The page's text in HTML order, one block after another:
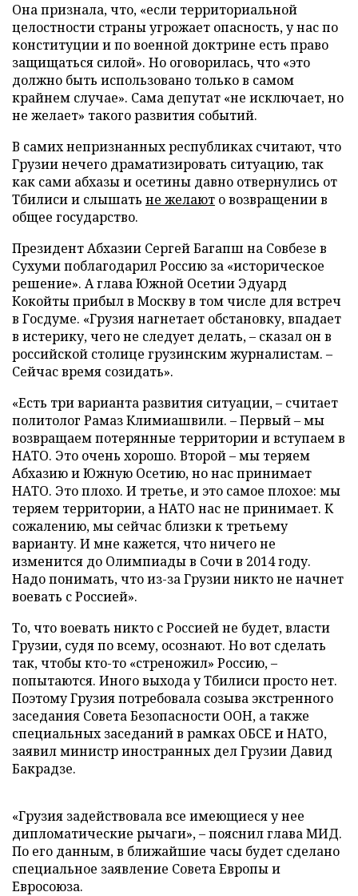
Она признала, что, «если территориальной
целостности страны угрожает опасность, у нас по
конституции и по военной доктрине есть право
защищаться силой». Но оговорилась, что «это
должно быть использовано только в самом
крайнем случае». Сама депутат «не исключает, но
не желает» такого развития событий.
В самих непризнанных республиках считают, что
Грузии нечего драматизировать ситуацию, так
как сами абхазы и осетины давно отвернулись от
Тбилиси и слышать не желают о возвращении в
общее государство.
Президент Абхазии Сергей Багапш на Совбезе в
Сухуми поблагодарил Россию за «историческое
решение». А глава Южной Осетии Эдуард
Кокойты прибыл в Москву в том числе для встреч
в Госдуме. «Грузия нагнетает обстановку, впадает
в истерику, чего не следует делать, – сказал он в
российской столице грузинским журналистам. –
Сейчас время созидать».
«Есть три варианта развития ситуации, – считает
политолог Рамаз Климиашвили. – Первый – мы
возвращаем потерянные территории и вступаем в
НАТО. Это очень хорошо. Второй – мы теряем
Абхазию и Южную Осетию, но нас принимает
НАТО. Это плохо. И третье, и это самое плохое: мы
теряем территории, а НАТО нас не принимает. К
сожалению, мы сейчас близки к третьему
варианту. И мне кажется, что ничего не
изменится до Олимпиады в Сочи в 2014 году.
Надо понимать, что из-за Грузии никто не начнет
воевать с Россией».
То, что воевать никто с Россией не будет, власти
Грузии, судя по всему, осознают. Но вот сделать
так, чтобы кто-то «стреножил» Россию, –
попытаются. Иного выхода у Тбилиси просто нет.
Поэтому Грузия потребовала созыва экстренного
заседания Совета Безопасности ООН, а также
специальных заседаний в рамках ОБСЕ и НАТО,
заявил министр иностранных дел Грузии Давид
Бакрадзе.
«Грузия задействовала все имеющиеся у нее
дипломатические рычаги», – пояснил глава МИД.
По его данным, в ближайшие часы будет сделано
специальное заявление Совета Европы и
Евросоюза.